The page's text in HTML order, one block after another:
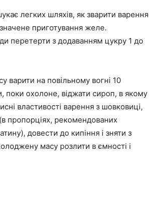
легких шляхів, як зварити варення
приготування желе.
перетерти з додаванням цукру 1 до
варити на повільному вогні 10
поки охолоне, віджати сироп, в якому
властивості варення з шовковиці,
пропорціях, рекомендованих
довести до кипіння і зняти з
масу розлити в ємності і